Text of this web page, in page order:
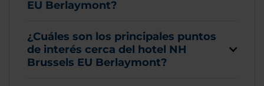
EU Berlaymont?
¿Cuáles son los principales puntos
de interés cerca del hotel NH
Brussels EU Berlaymont?